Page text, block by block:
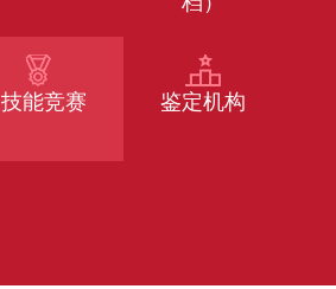
技能竞赛 鉴定机构